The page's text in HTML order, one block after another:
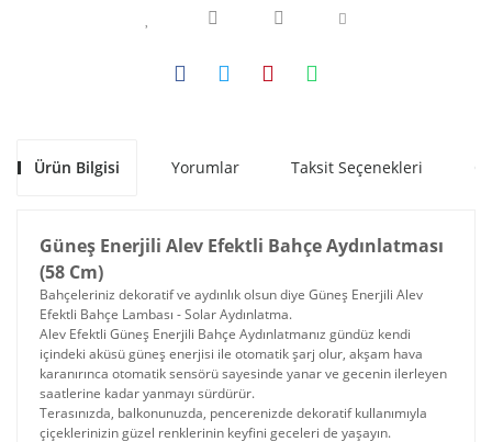
Ürün Bilgisi Yorumlar Taksit Seçenekleri
Güneş Enerjili Alev Efektli Bahçe Aydınlatması
(58 Cm)
Bahçeleriniz dekoratif ve aydınlık olsun diye Güneş Enerjili Alev
Efektli Bahçe Lambası - Solar Aydınlatma.
Alev Efektli Güneş Enerjili Bahçe Aydınlatmanız gündüz kendi
içindeki aküsü güneş enerjisi ile otomatik şarj olur, akşam hava
karanırınca otomatik sensörü sayesinde yanar ve gecenin ilerleyen
saatlerine kadar yanmayı sürdürür.
Terasınızda, balkonunuzda, pencerenizde dekoratif kullanımıyla
çiçeklerinizin güzel renklerinin keyfini geceleri de yaşayın.